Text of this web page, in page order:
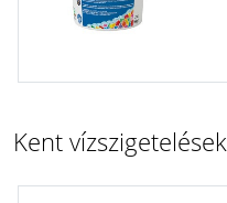
Kent vízszigetelések